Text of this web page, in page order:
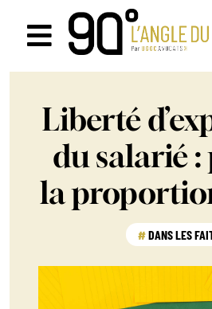
contenuNavigation
bascule
Liberté
du salarié :
la
DANS LES